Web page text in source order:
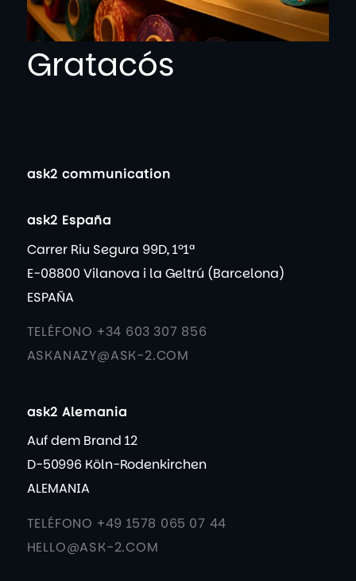
Gratacós
ask2 communication
ask2 España
Carrer Riu Segura 99D, 1º1ª
E-08800 Vilanova i la Geltrú (Barcelona)
ESPAÑA
TELÉFONO +34 603 307 856
ASKANAZY@ASK-2.COM
ask2 Alemania
Auf dem Brand 12
D-50996 Köln-Rodenkirchen
ALEMANIA
TELÉFONO +49 1578 065 07 44
HELLO@ASK-2.COM